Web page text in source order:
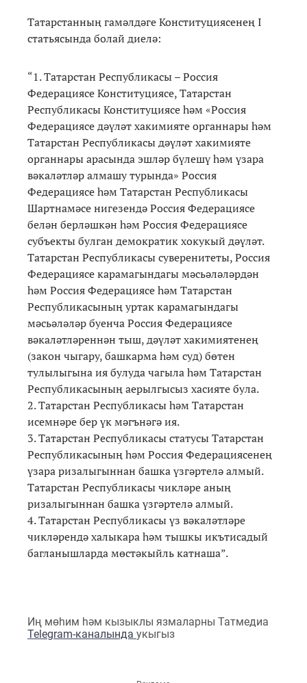
Татарстанның гамәлдәге Конституциясенең I
статьясында болай диелә:
“1. Татарстан Республикасы – Россия
Федерациясе Конституциясе, Татарстан
Республикасы Конституциясе һәм «Россия
Федерациясе дәүләт хакимияте органнары һәм
Татарстан Республикасы дәүләт хакимияте
органнары арасында эшләр бүлешү һәм үзара
вәкаләтләр алмашу турында» Россия
Федерациясе һәм Татарстан Республикасы
Шартнамәсе нигезендә Россия Федерациясе
белән берләшкән һәм Россия Федерациясе
субъекты булган демократик хокукый дәүләт.
Татарстан Республикасы суверенитеты, Россия
Федерациясе карамагындагы мәсьәләләрдән
һәм Россия Федерациясе һәм Татарстан
Республикасының уртак карамагындагы
мәсьәләләр буенча Россия Федерациясе
вәкаләтләреннән тыш, дәүләт хакимиятенең
(закон чыгару, башкарма һәм суд) бөтен
тулылыгына ия булуда чагыла һәм Татарстан
Республикасының аерылгысыз хасияте була.
2. Татарстан Республикасы һәм Татарстан
исемнәре бер үк мәгънәгә ия.
3. Татарстан Республикасы статусы Татарстан
Республикасының һәм Россия Федерациясенең
үзара ризалыгыннан башка үзгәртелә алмый.
Татарстан Республикасы чикләре аның
ризалыгыннан башка үзгәртелә алмый.
4. Татарстан Республикасы үз вәкаләтләре
чикләрендә халыкара һәм тышкы икътисадый
багланышларда мөстәкыйль катнаша”.
Иң мөһим һәм кызыклы язмаларны Татмедиа
Telegram-каналында укыгыз